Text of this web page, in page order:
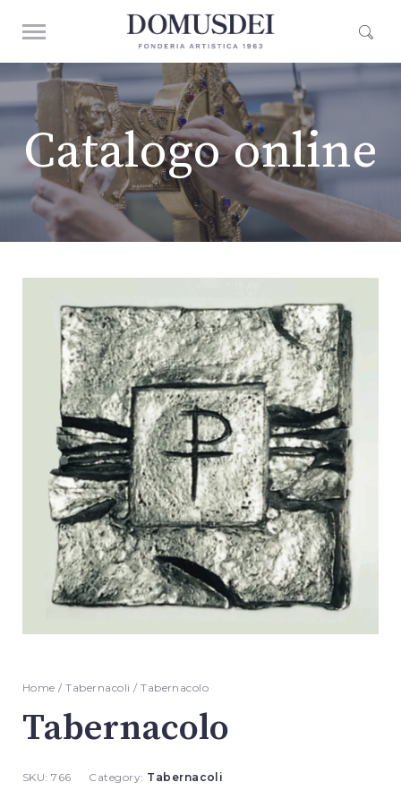
Catalogo online
Home /Tabernacoli / Tabernacolo
Tabernacolo
SKU:766 Category: Tabernacoli